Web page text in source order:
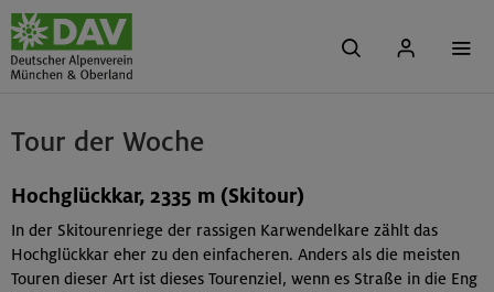
Tour der Woche
Hochglückkar, 2335 m (Skitour)
In der Skitourenriege der rassigen Karwendelkare zählt das
Hochglückkar eher zu den einfacheren. Anders als die meisten
Touren dieser Art ist dieses Tourenziel, wenn es Straße in die Eng